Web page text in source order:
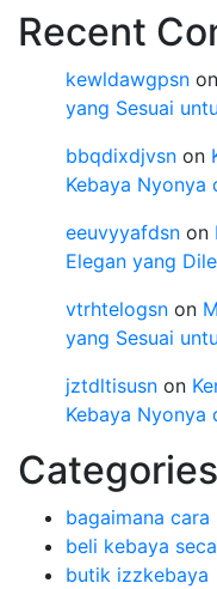
Recent
kewldawgpsn on
yang Sesuai
bbqdixdjvsn on
Kebaya Nyonya
eeuvyyafdsn on
Elegan yang
vtrhtelogsn on
yang Sesuai
jztdltisusn on
Kebaya Nyonya
Categories
bagaimana
beli kebaya
butik izzkebaya